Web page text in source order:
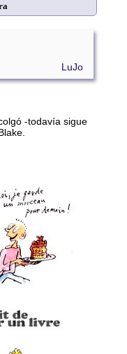
LuJo
-todavía sigue